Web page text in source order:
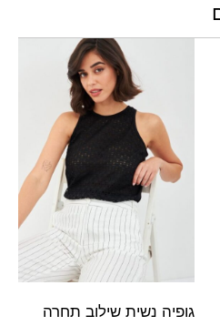
גופיה נשית שילוב תחרה